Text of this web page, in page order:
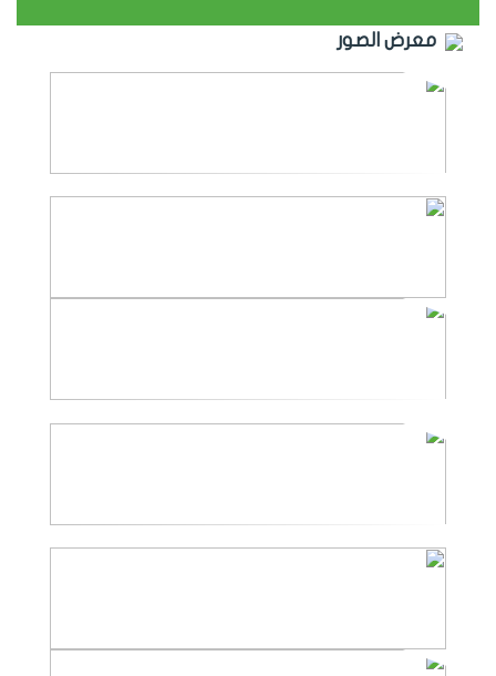
معرض الصور